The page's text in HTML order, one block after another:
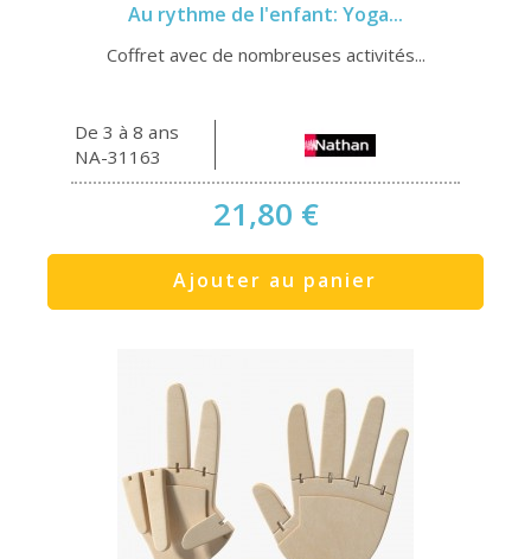
Au rythme de l'enfant: Yoga...
Coffret avec de nombreuses activités...
De 3 à 8 ans
NA-31163
21,80 €
Ajouter au panier